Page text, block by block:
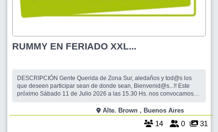
RUMMY EN FERIADO XXL...
DESCRIPCIÓN Gente Querida de Zona Sur, aledaños y tod@s los
que deseen participar sean de donde sean, Bienvenid@s...!! Este
próximo Sábado 11 de Julio 2026 a las 15.30 Hs. nos convocamos
sigue recibien
Alte. Brown , Buenos Aires
14 0 31